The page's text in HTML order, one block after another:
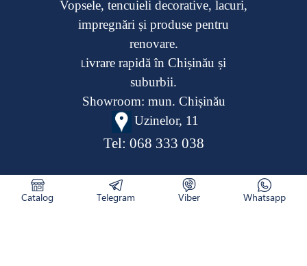
Vopsele, tencuieli decorative, lacuri,
impregnări și produse pentru
renovare.
Livrare rapidă în Chișinău și
suburbii.
Showroom: mun. Chișinău
Uzinelor, 11
Tel: 068 333 038
Catalog Telegram Viber Whatsapp